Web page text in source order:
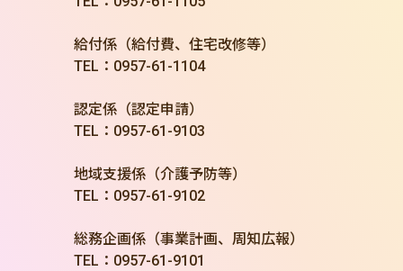
給付係（給付費、住宅改修等）
TEL：0957-61-1104
認定係（認定申請）
TEL：0957-61-9103
地域支援係（介護予防等）
TEL：0957-61-9102
総務企画係（事業計画、周知広報）
TEL：0957-61-9101